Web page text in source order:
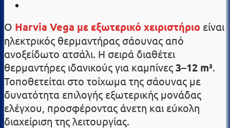
Ο Harvia Vega με εξωτερικό χειριστήριο είναι
ηλεκτρικός θερμαντήρας σάουνας από
ανοξείδωτο ατσάλι. Η σειρά διαθέτει
θερμαντήρες ιδανικούς για καμπίνες 3–12 m³.
Τοποθετείται στο τοίχωμα της σάουνας με
δυνατότητα επιλογής εξωτερικής μονάδας
ελέγχου, προσφέροντας άνετη και εύκολη
διαχείριση της λειτουργίας.